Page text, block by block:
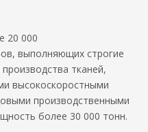
20 000
выполняющих строгие
тканей,
высокоскоростными
производственными
более 30 000 тонн.